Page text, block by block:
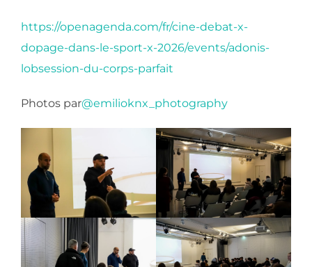
https://openagenda.com/fr/cine-debat-x-
dopage-dans-le-sport-x-2026/events/adonis-
lobsession-du-corps-parfait
Photos par@emilioknx_photography